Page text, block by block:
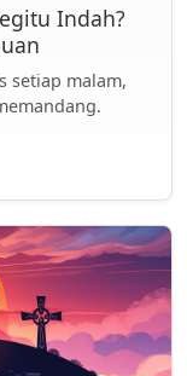
Indah?
setiap malam,